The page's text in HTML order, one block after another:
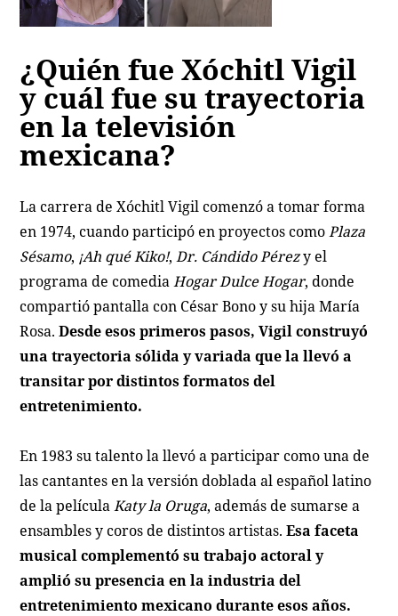
¿Quién fue Xóchitl Vigil
y cuál fue su trayectoria
en la televisión
mexicana?
La carrera de Xóchitl Vigil comenzó a tomar forma
en 1974, cuando participó en proyectos comoPlaza
Sésamo, ¡Ah qué Kiko!,Dr. Cándido Pérezy el
programa de comediaHogar Dulce Hogar, donde
compartió pantalla con César Bono y su hija María
Rosa.Desde esos primeros pasos, Vigil construyó
una trayectoria sólida y variada que la llevó a
transitar por distintos formatos del
entretenimiento.
En 1983 su talento la llevó a participar como una de
las cantantes en la versión doblada al español latino
de la películaKaty la Oruga, además de sumarse a
ensambles y coros de distintos artistas.Esa faceta
musical complementó su trabajo actoral y
amplió su presencia en la industria del
entretenimiento mexicano durante esos años.